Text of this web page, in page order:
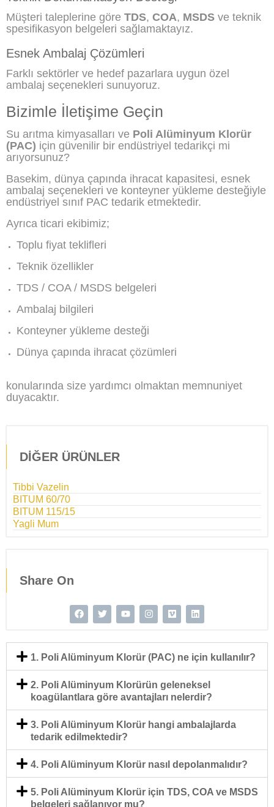
Müşteri taleplerine göre TDS, COA, MSDS ve teknik
spesifikasyon belgeleri sağlamaktayız.
Esnek Ambalaj Çözümleri
Farklı sektörler ve hedef pazarlara uygun özel
ambalaj seçenekleri sunuyoruz.
Bizimle İletişime Geçin
Su arıtma kimyasalları ve Poli Alüminyum Klorür
(PAC) için güvenilir bir endüstriyel tedarikçi mi
arıyorsunuz?
Basekim, dünya çapında ihracat kapasitesi, esnek
ambalaj seçenekleri ve konteyner yükleme desteğiyle
endüstriyel sınıf PAC tedarik etmektedir.
Ayrıca ticari ekibimiz;
Toplu fiyat teklifleri
Teknik özellikler
TDS / COA / MSDS belgeleri
Ambalaj bilgileri
Konteyner yükleme desteği
Dünya çapında ihracat çözümleri
konularında size yardımcı olmaktan memnuniyet
duyacaktır.
DİĞER ÜRÜNLER
Tibbi Vazelin
BITUM 60/70
BITUM 115/15
Yagli Mum
Share On
1. Poli Alüminyum Klorür (PAC) ne için kullanılır?
2. Poli Alüminyum Klorürün geleneksel
koagülantlara göre avantajları nelerdir?
3. Poli Alüminyum Klorür hangi ambalajlarda
tedarik edilmektedir?
4. Poli Alüminyum Klorür nasıl depolanmalıdır?
5. Poli Alüminyum Klorür için TDS, COA ve MSDS
belgeleri sağlanıyor mu?